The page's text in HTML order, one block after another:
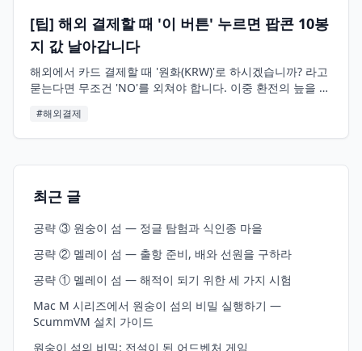
[팁] 해외 결제할 때 '이 버튼' 누르면 팝콘 10봉
지 값 날아갑니다
해외에서 카드 결제할 때 '원화(KRW)'로 하시겠습니까? 라고
묻는다면 무조건 'NO'를 외쳐야 합니다. 이중 환전의 늪을 피
#해외결제
최근 글
공략 ③ 원숭이 섬 — 정글 탐험과 식인종 마을
공략 ② 멜레이 섬 — 출항 준비, 배와 선원을 구하라
공략 ① 멜레이 섬 — 해적이 되기 위한 세 가지 시험
Mac M 시리즈에서 원숭이 섬의 비밀 실행하기 —
ScummVM 설치 가이드
원숭이 섬의 비밀: 전설이 된 어드벤처 게임